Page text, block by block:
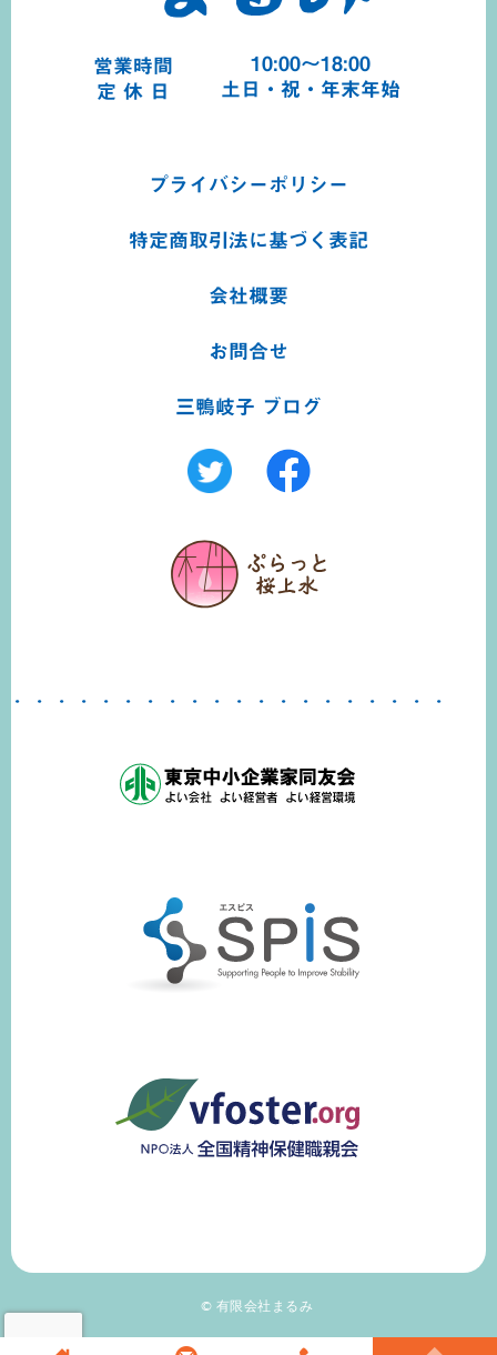
営業時間
10:00～18:00
定 休 日
土日・祝・年末年始
プライバシーポリシー
特定商取引法に基づく 表記
会社概要
お問合せ
三鴨岐子 ブログ
© 有限会社まるみ